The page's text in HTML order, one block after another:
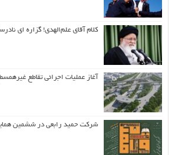
کلام آقای علم‌الهدی! گزاره ای
آغاز عملیات اجرائی تقاطع
شرکت حمید رابعی در ششمین